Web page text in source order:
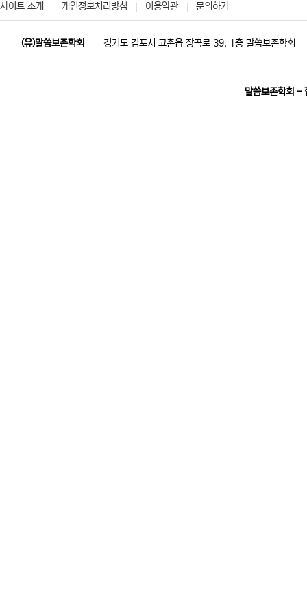
사이트 소개 개인정보처리방침 이용약관 문의하기
(유)말씀보존학회 경기도 김포시 고촌읍 장곡로 39, 1층 말씀보존학회
말씀보존학회 -